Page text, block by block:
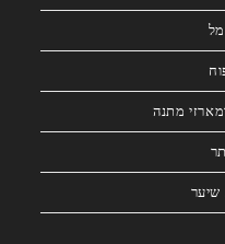
מתנה
שיער